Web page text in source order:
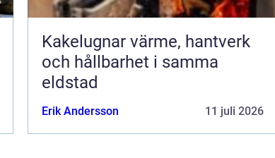
Kakelugnar värme, hantverk
och hållbarhet i samma
eldstad
Erik Andersson 11 juli 2026